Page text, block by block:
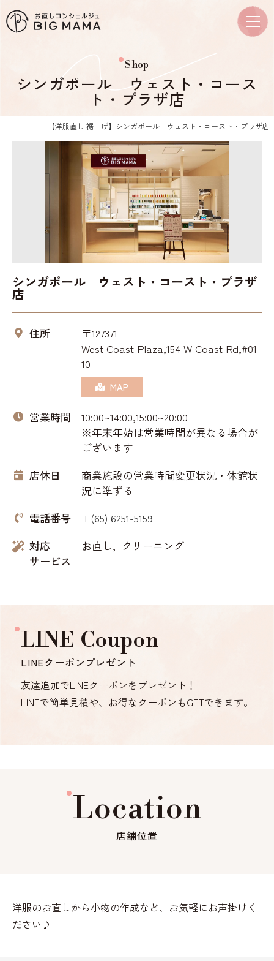
【洋服直し 裾上げ】シンガポール ウェスト・コースト・プラザ店
Shop
シンガポール ウェスト・コース
ト・プラザ店
シンガポール ウェスト・コースト・プラザ
店
住所
〒127371
West Coast Plaza,154 W Coast Rd,#01-
10
MAP
営業時間
10:00~14:00,15:00~20:00
※年末年始は営業時間が異なる場合が
ございます
店休日
商業施設の営業時間変更状況・休館状
況に準ずる
電話番号
+(65) 6251-5159
対応
サービス
お直し クリーニング
LINE Coupon
LINEクーポンプレゼント
友達追加でLINEクーポンをプレゼント！
LINEで簡単見積や、お得なクーポンもGETできます。
Location
店舗位置
洋服のお直しから小物の作成など、お気軽にお声掛けく
ださい♪